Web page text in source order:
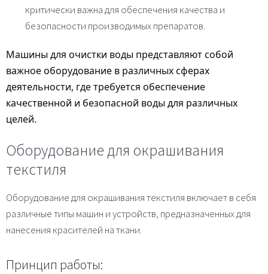
критически важна для обеспечения качества и
безопасности производимых препаратов.
Машины для очистки воды представляют собой
важное оборудование в различных сферах
деятельности, где требуется обеспечение
качественной и безопасной воды для различных
целей.
Оборудование для окрашивания
текстиля
Оборудование для окрашивания текстиля включает в себя
различные типы машин и устройств, предназначенных для
нанесения красителей на ткани.
Принцип работы: